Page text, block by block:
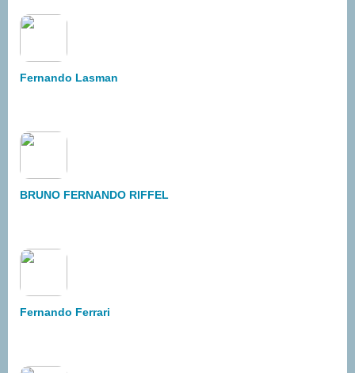
Fernando Lasman
BRUNO FERNANDO RIFFEL
Fernando Ferrari